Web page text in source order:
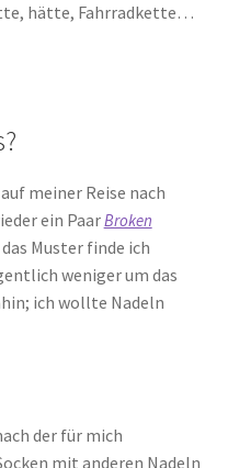
hätte, Fahrradkette…
meiner Reise nach
ein PaarBroken
Muster finde ich
weniger um das
ich wollte Nadeln
der für mich
mit anderen Nadeln